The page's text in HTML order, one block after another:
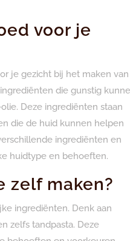
voor je
je gezicht bij het maken van
die gunstig
Deze ingrediënten staan
die de huid kunnen helpen
ingrediënten en
huidtype en behoeften.
zelf maken?
ingrediënten. Denk aan
zelfs tandpasta. Deze